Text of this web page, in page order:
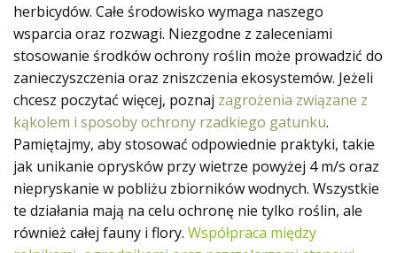
herbicydów. Całe środowisko wymaga naszego
wsparcia oraz rozwagi. Niezgodne z zaleceniami
stosowanie środków ochrony roślin może prowadzić do
zanieczyszczenia oraz zniszczenia ekosystemów. Jeżeli
chcesz poczytać więcej, poznaj zagrożenia związane z
kąkolem i sposoby ochrony rzadkiego gatunku.
Pamiętajmy, aby stosować odpowiednie praktyki, takie
jak unikanie oprysków przy wietrze powyżej 4 m/s oraz
niepryskanie w pobliżu zbiorników wodnych. Wszystkie
te działania mają na celu ochronę nie tylko roślin, ale
również całej fauny i flory. Współpraca między